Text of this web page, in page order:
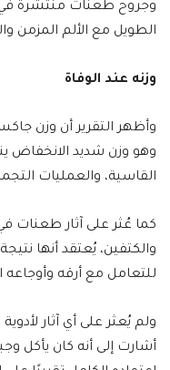
وجروح طعنات منتشرة
الطويل مع الألم المزمن
وزنه عند الوفاة
وهو وزن شديد
القاسية، والعمليات
كما عُثر على آثار طعنات
والكتفين، يُعتقد أنها
للتعامل مع أرقه وأوجاعه
ولم يُعثر على أي آثار
أشارت إلى أنه كان يأكل